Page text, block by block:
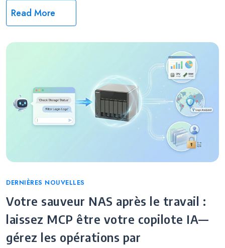
Read More
Categories
DERNIÈRES NOUVELLES
Votre sauveur NAS après le travail :
laissez MCP être votre copilote IA—
gérez les opérations par